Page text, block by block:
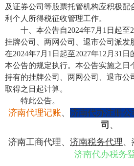
及证券公司等股票托管机构应积极配
利个人所得税征收管理工作。
十、本公告自2024年7月1日起至
挂牌公司、两网公司、退市公司派发
在2024年7月1日起至2027年12月31
本公告的规定执行。本公告实施之日
持有的挂牌公司、两网公司、退市公
取得之日起计算。
特此公告。
济南代理记账、 济南代办注册公
司 、
济南工商代理、 济南税务代理、
济南代办税务